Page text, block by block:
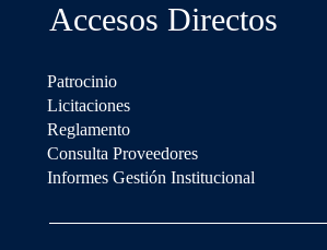
Accesos Directos
Patrocinio
Licitaciones
Reglamento
Consulta Proveedores
Informes Gestión Institucional